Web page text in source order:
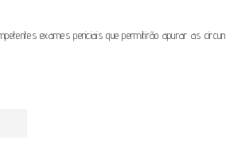
exames periciais que permitirão apurar as